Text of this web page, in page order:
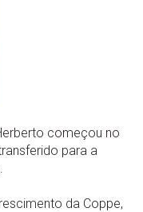
começou no
para a
da Coppe,